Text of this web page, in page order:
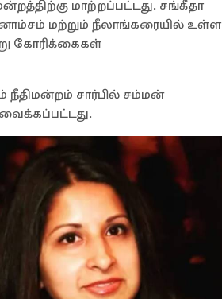
மாற்றப்பட்டது. சங்கீதா
மற்றும் நீலாங்கரையில் உள்ள
கோரிக்கைகள்
நீதிமன்றம் சார்பில் சம்மன்